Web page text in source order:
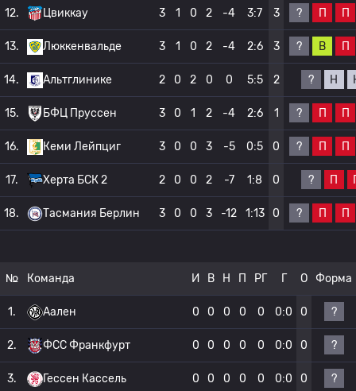
12. Цвиккау 3 1 0 2 -4 3:7 3 ? П П
13. Люккенвальде 3 1 0 2 -4 2:6 3 ? В П
14. Альтглинике 2 0 2 0 0 5:5 2 ? Н
15. БФЦ Пруссен 3 0 1 2 -4 2:6 1 ? П П
16. Кеми Лейпциг 3 0 0 3 -5 0:5 0 ? П П
17. Херта БСК 2 2 0 0 2 -7 1:8 0 ? П
18. Тасмания Берлин 3 0 0 3 -12 1:13 0 ? П П
№ Команда И В Н П РГ Г О Форма
1. Аален 0 0 0 0 0 0:0 0 ?
2. ФСС Франкфурт 0 0 0 0 0 0:0 0 ?
3. Гессен Кассель 0 0 0 0 0 0:0 0 ?